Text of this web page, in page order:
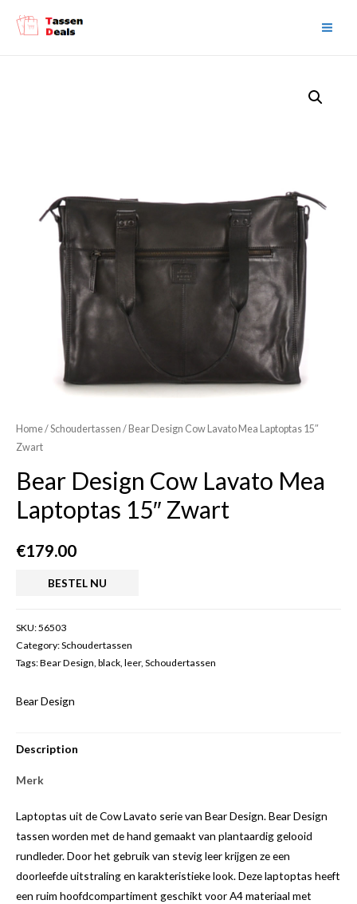
Home/Schoudertassen / Bear Design Cow Lavato Mea Laptoptas 15″
Zwart
Bear Design Cow Lavato Mea
Laptoptas 15″ Zwart
€179.00
BESTEL NU
SKU:56503
Category:Schoudertassen
Tags:Bear Design, black, leer, Schoudertassen
Bear Design
Description
Merk
Laptoptas uit de Cow Lavato serie van Bear Design. Bear Design
tassen worden met de hand gemaakt van plantaardig gelooid
rundleder. Door het gebruik van stevig leer krijgen ze een
doorleefde uitstraling en karakteristieke look. Deze laptoptas heeft
een ruim hoofdcompartiment geschikt voor A4 materiaal met